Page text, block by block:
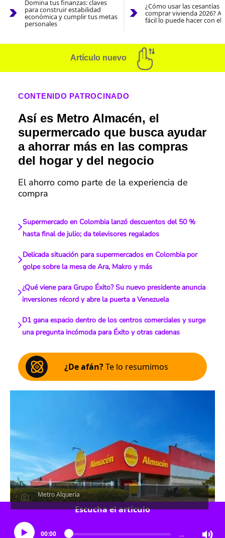
Domina tus finanzas: claves
para construir estabilidad
económica y cumplir tus metas
personales
¿Cómo usar las cesantías
comprar vivienda 2026?
fácil lo puede hacer con el
Artículo nuevo
CONTENIDO PATROCINADO
Así es Metro Almacén, el
supermercado que busca ayudar
a ahorrar más en las compras
del hogar y del negocio
El ahorro como parte de la experiencia de
compra
Supermercado en Colombia lanzó descuentos del 50 %
hasta final de julio; da televisores regalados
Delicada situación para supermercados en Colombia por
golpe sobre la mesa de Ara, Makro y más
¿Qué viene para Grupo Éxito? Su nuevo presidente anuncia
inversiones récord y abre la puerta a Venezuela
D1 gana espacio dentro de los centros comerciales y surge
una pregunta incómoda para Éxito y otras cadenas
¿De afán?Te lo resumimos
Metro Alquería
Escucha el artículo
00:00 …